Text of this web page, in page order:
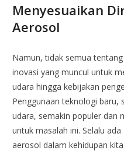
Menyesuaikan
Aerosol
Namun, tidak semua
inovasi yang muncul untuk
udara hingga kebijakan
Penggunaan teknologi baru,
udara, semakin populer dan
untuk masalah ini. Selalu
aerosol dalam kehidupan